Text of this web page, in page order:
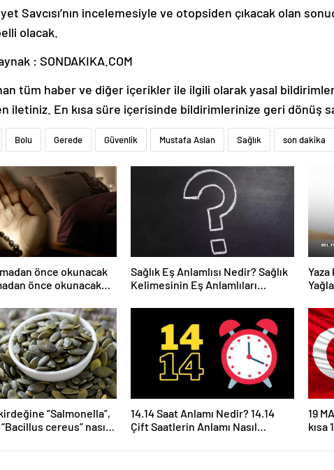
Savcısı’nın incelemesiyle ve otopsiden çıkacak olan
olacak.
: SONDAKIKA.COM
tüm haber ve diğer içerikler ile ilgili olarak yasal
iletiniz. En kısa süre içerisinde bildirimlerinize geri dönüş
Bolu Gerede Güvenlik Mustafa Aslan Sağlık son dakika
önce okunacak
önce okunacak
Sağlık Eş Anlamlısı Nedir? Sağlık
Kelimesinin Eş Anlamlıları
Yaza
“Salmonella”,
cereus” nasıl
14.14 Saat Anlamı Nedir? 14.14
Çift Saatlerin Anlamı Nasıl
19
kısa